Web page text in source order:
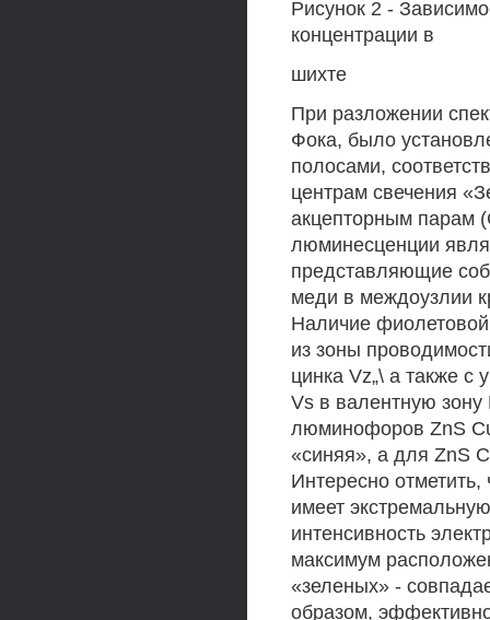
Рисунок 2 -
концентрации в
шихте
При разложении
Фока, было
полосами,
центрам свечения
акцепторным парам
люминесценции
представляющие
меди в междоузлии
Наличие
из зоны
цинка Vz„\ а также с
Vs в валентную зону
люминофоров ZnS
«синяя», а для ZnS
Интересно отметить,
имеет
интенсивность
максимум
«зеленых» -
образом,